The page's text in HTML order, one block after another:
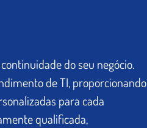
do seu negócio.
de TI, proporcionando
para cada
qualificada,